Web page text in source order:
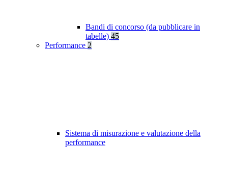
Bandi di concorso (da pubblicare in
tabelle) 45
Performance 2
Sistema di misurazione e valutazione della
performance